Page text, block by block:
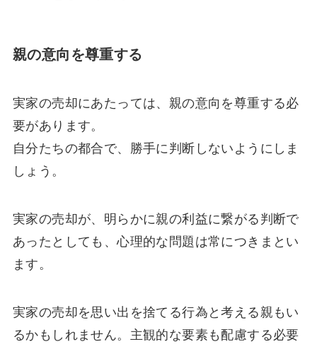
親の意向を尊重する
実家の売却にあたっては、親の意向を尊重する必
要があります。
自分たちの都合で、勝手に判断しないようにしま
しょう。
実家の売却が、明らかに親の利益に繋がる判断で
あったとしても、心理的な問題は常につきまとい
ます。
実家の売却を思い出を捨てる行為と考える親もい
るかもしれません。主観的な要素も配慮する必要